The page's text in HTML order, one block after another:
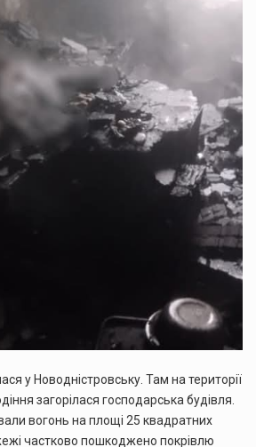
у Новодністровську. Там на території
загорілася господарська будівля.
вогонь на площі 25 квадратних
частково пошкоджено покрівлю